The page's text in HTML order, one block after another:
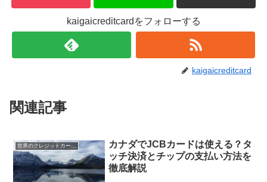
kaigaicreditcardをフォローする
kaigaicreditcard
関連記事
世界のクレジットカード事情
カナダでJCBカードは使える？タ
ッチ決済とチップの支払い方法を
徹底解説